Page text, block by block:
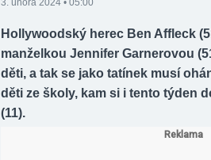
3. února 2024 • 05:00
Hollywoodský herec Ben Affleck
manželkou Jennifer Garnerovou
děti, a tak se jako tatínek musí
děti ze školy, kam si i tento týden
(11).